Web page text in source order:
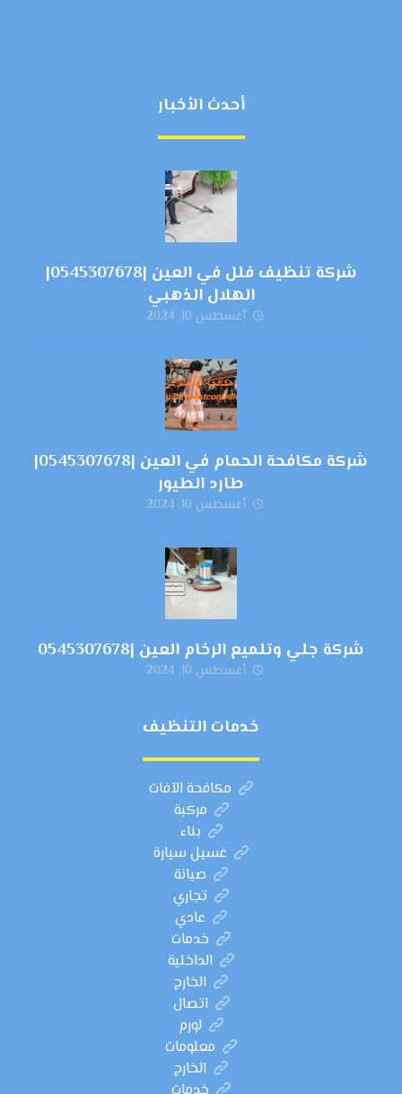
أحدث الأخبار
شركة تنظيف فلل في العين |0545307678|
الهلال الذهبي
أغسطس 10, 2024
شركة مكافحة الحمام في العين |0545307678|
طارد الطيور
أغسطس 10, 2024
شركة جلي وتلميع الرخام العين |0545307678
أغسطس 10, 2024
خدمات التنظيف
مكافحة الآفات
مركبة
بناء
غسيل سيارة
صيانة
تجاري
عادي
خدمات
الداخلية
الخارج
اتصال
لورم
معلومات
الخارج